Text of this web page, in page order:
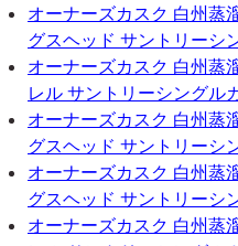
オーナーズカスク 白州蒸
グスヘッド サントリーシ
オーナーズカスク 白州蒸
レル サントリーシングル
オーナーズカスク 白州蒸
グスヘッド サントリーシ
オーナーズカスク 白州蒸
グスヘッド サントリーシ
オーナーズカスク 白州蒸